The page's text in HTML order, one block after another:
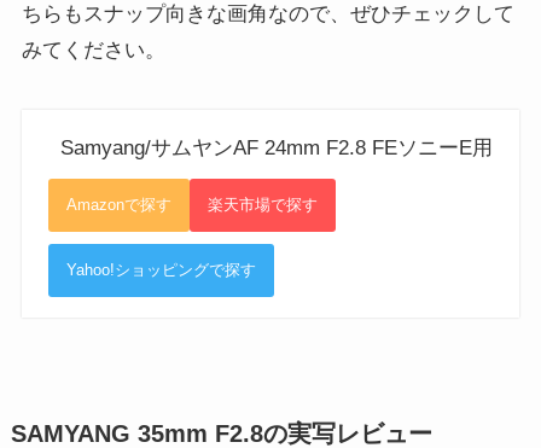
ちらもスナップ向きな画角なので、ぜひチェックして
みてください。
Samyang/サムヤンAF 24mm F2.8 FEソニーE用
Amazonで探す 楽天市場で探す
Yahoo!ショッピングで探す
SAMYANG 35mm F2.8の実写レビュー